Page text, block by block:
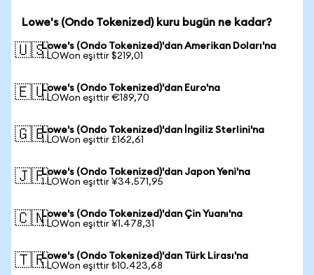
Lowe's (Ondo Tokenized) kuru bugün ne kadar?
🇺🇸Lowe's (Ondo Tokenized)'dan Amerikan Doları'na
1 LOWon eşittir $219,01
🇪🇺Lowe's (Ondo Tokenized)'dan Euro'na
1 LOWon eşittir €189,70
🇬🇧Lowe's (Ondo Tokenized)'dan İngiliz Sterlini'na
1 LOWon eşittir £162,61
🇯🇵Lowe's (Ondo Tokenized)'dan Japon Yeni'na
1 LOWon eşittir ¥34.571,95
🇨🇳Lowe's (Ondo Tokenized)'dan Çin Yuanı'na
1 LOWon eşittir ¥1.478,31
🇹🇷Lowe's (Ondo Tokenized)'dan Türk Lirası'na
1 LOWon eşittir ₺10.423,68